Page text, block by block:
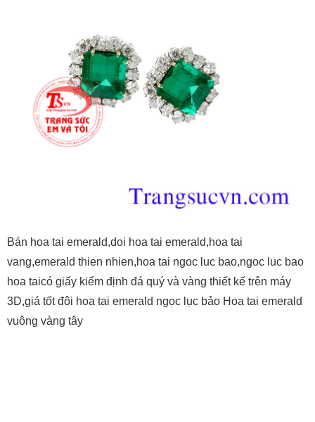
Bán hoa tai emerald,doi hoa tai emerald,hoa tai
vang,emerald thien nhien,hoa tai ngoc luc bao,ngoc luc bao
hoa taicó giấy kiểm định đá quý và vàng thiết kế trên máy
3D,giá tốt đôi hoa tai emerald ngọc lục bảo Hoa tai emerald
vuông vàng tây